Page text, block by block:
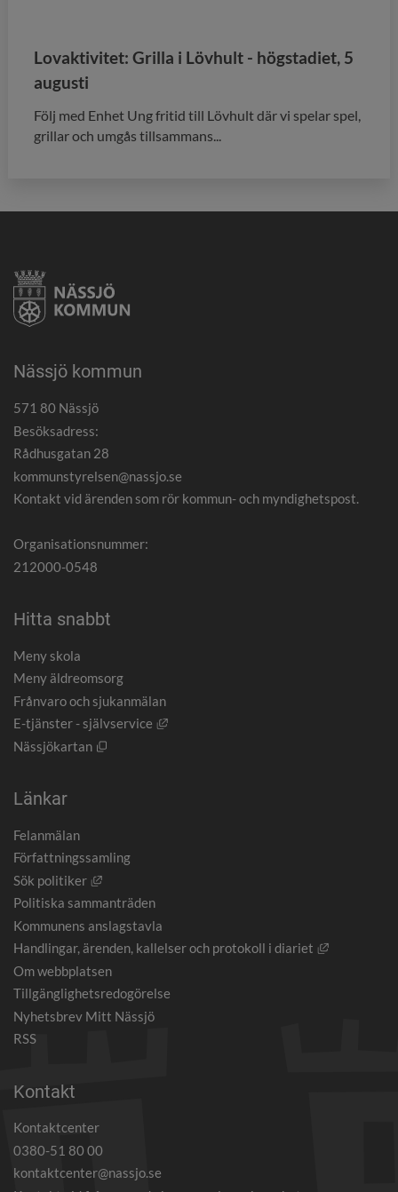
Lovaktivitet: Grilla i Lövhult - högstadiet, 5
augusti
Följ med Enhet Ung fritid till Lövhult där vi spelar spel,
grillar och umgås tillsammans...
Nässjö kommun
571 80 Nässjö
Besöksadress:
Rådhusgatan 28
kommunstyrelsen@nassjo.se
Kontakt vid ärenden som rör kommun- och myndighetspost.
Organisationsnummer:
212000-0548
Hitta snabbt
Meny skola
Meny äldreomsorg
Frånvaro och sjukanmälan
E-tjänster - självservice
Länk till annan webbplats, öppnas i
Nässjökartan
Öppnas i nytt fönster.
Länkar
Felanmälan
Författningssamling
Sök politiker
Länk till annan webbplats, öppnas i nytt fönster.
Politiska sammanträden
Kommunens anslagstavla
Handlingar, ärenden, kallelser och protokoll i diariet
Länk till
Om webbplatsen
Tillgänglighetsredogörelse
Nyhetsbrev Mitt Nässjö
RSS
Kontakt
Kontaktcenter
0380-51 80 00
kontaktcenter@nassjo.se